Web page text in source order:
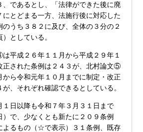
、であるとし、「法律ができた後に廃
にとどまる一方、法施行後に対応した
うち３８２に及び、全体の３分の２
としている。
平成２６年１１月から平成２９年１
正された条例は２４３が、北村論文⑤
から令和元年１０月までに制定・改正
、それぞれ確認できるとしている。
日以降も令和７年３月３１日まで
）で、少なくとも新たに２０９条例
よるもの（☆で表示）３１条例、既存